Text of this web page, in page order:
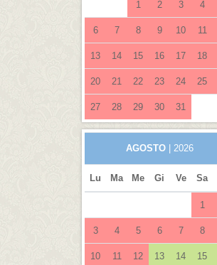
1 2 3 4
6 7 8 9 10 11
13 14 15 16 17 18
20 21 22 23 24 25
27 28 29 30 31
AGOSTO| 2026
Lu Ma Me Gi Ve Sa
1
3 4 5 6 7 8
10 11 12 13 14 15